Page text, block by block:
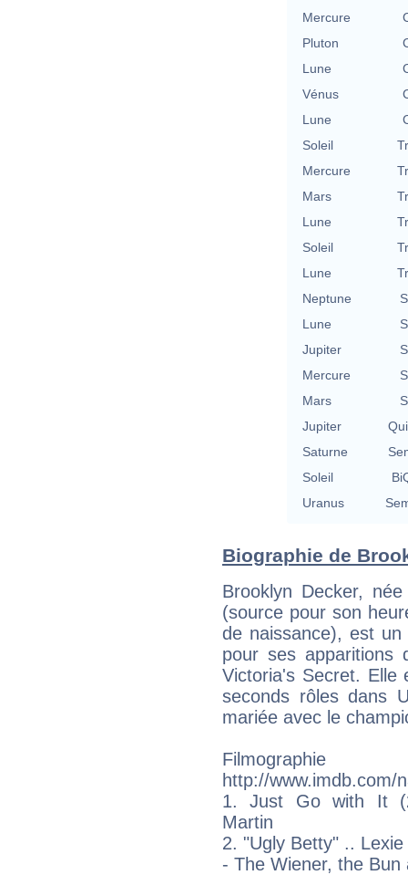
Mercure
Pluton
Lune
Vénus
Lune
Soleil
Mercure
Mars
Lune
Soleil
Lune
Neptune
Lune
Jupiter
Mercure
Mars
Jupiter
Saturne
Soleil
Uranus
Biographie de
Brooklyn Decker,
(source pour son
de naissance), est
pour ses apparitions
Victoria's Secret. Elle
seconds rôles dans
mariée avec le
http://www.imdb.com/
1. Just Go with It
Martin
2. "Ugly Betty" ..
- The Wiener, the